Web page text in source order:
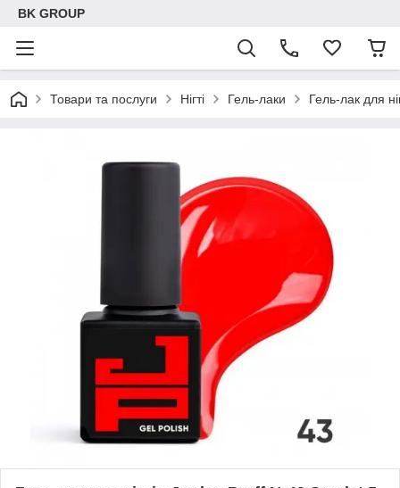
BK GROUP
Товари та послуги Нігті Гель-лаки Гель-лак для